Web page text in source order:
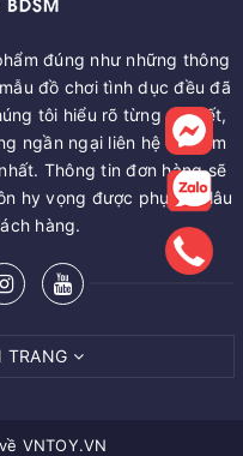
đúng như những thông
đồ chơi tình dục đều đã
tôi hiểu rõ từng chi tiết,
ngần ngại liên hệ để nắm
Thông tin đơn hàng sẽ
hy vọng được phục vụ lâu
hàng.
TRANG
VNTOY.VN